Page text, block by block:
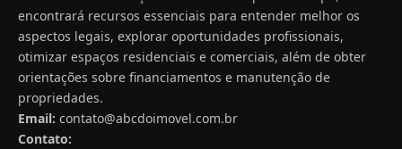
encontrará recursos essenciais para entender melhor os
aspectos legais, explorar oportunidades profissionais,
otimizar espaços residenciais e comerciais, além de obter
orientações sobre financiamentos e manutenção de
propriedades.
Email: contato@abcdoimovel.com.br
Contato: